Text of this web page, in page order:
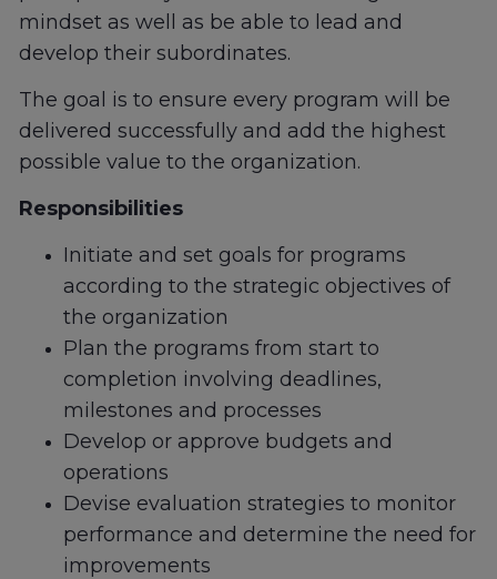
mindset as well as be able to lead and
develop their subordinates.
The goal is to ensure every program will be
delivered successfully and add the highest
possible value to the organization.
Responsibilities
Initiate and set goals for programs
according to the strategic objectives of
the organization
Plan the programs from start to
completion involving deadlines,
milestones and processes
Develop or approve budgets and
operations
Devise evaluation strategies to monitor
performance and determine the need for
improvements